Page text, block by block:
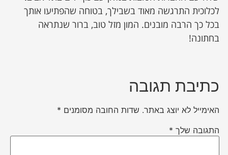
לכלוכית התרגשה מאוד בשבילך, בטוחה שהפתיעו אותך
בכל כך הרבה מובנים. המון מזל טוב, ברור שנתראה
בחתונה!
כתיבת תגובה
האימייל לא יוצג באתר. שדות החובה מסומנים *
התגובה שלך *